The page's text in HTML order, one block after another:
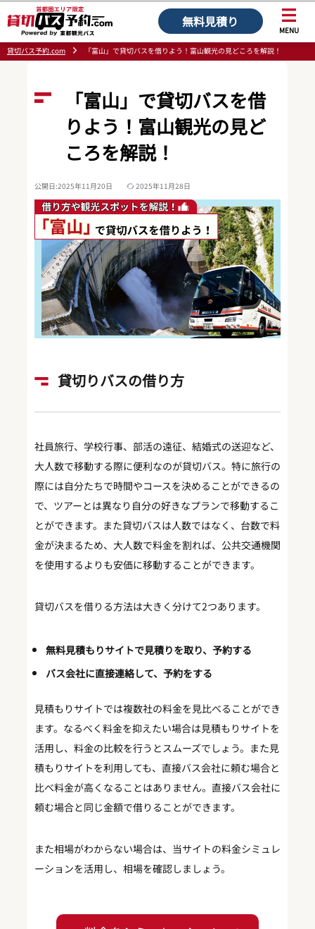
無料見積り
MENU
貸切バス予約.com
「富山」で貸切バスを借りよう！富山観光の見どころを解説！
「富山」で貸切バスを借
りよう！富山観光の見ど
ころを解説！
公開日:2025年11月20日 2025年11月28日
貸切りバスの借り方
社員旅行、学校行事、部活の遠征、結婚式の送迎など、
大人数で移動する際に便利なのが貸切バス。特に旅行の
際には自分たちで時間やコースを決めることができるの
で、ツアーとは異なり自分の好きなプランで移動するこ
とができます。また貸切バスは人数ではなく、台数で料
金が決まるため、大人数で料金を割れば、公共交通機関
を使用するよりも安価に移動することができます。
貸切バスを借りる方法は大きく分けて2つあります。
無料見積もりサイトで見積りを取り、予約する
バス会社に直接連絡して、予約をする
見積もりサイトでは複数社の料金を見比べることができ
ます。なるべく料金を抑えたい場合は見積もりサイトを
活用し、料金の比較を行うとスムーズでしょう。また見
積もりサイトを利用しても、直接バス会社に頼む場合と
比べ料金が高くなることはありません。直接バス会社に
頼む場合と同じ金額で借りることができます。
また相場がわからない場合は、当サイトの料金シミュレ
ーションを活用し、相場を確認しましょう。